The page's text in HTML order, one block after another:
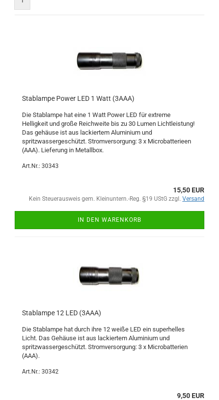
Stablampe Power LED 1 Watt (3AAA)
Die Stablampe hat eine 1 Watt Power LED für extreme
Helligkeit und große Reichweite bis zu 30 Lumen Lichtleistung!
Das gehäuse ist aus lackiertem Aluminium und
spritzwassergeschützt. Stromversorgung: 3 x Microbatterieen
(AAA). Lieferung in Metallbox.
Art.Nr.: 30343
15,50 EUR
Kein Steuerausweis gem. Kleinuntern.-Reg. §19 UStG zzgl. Versand
IN DEN WARENKORB
Stablampe 12 LED (3AAA)
Die Stablampe hat durch ihre 12 weiße LED ein superhelles
Licht. Das Gehäuse ist aus lackiertem Aluminium und
spritzwassergeschützt. Stromversorgung: 3 x Microbatterien
(AAA).
Art.Nr.: 30342
9,50 EUR